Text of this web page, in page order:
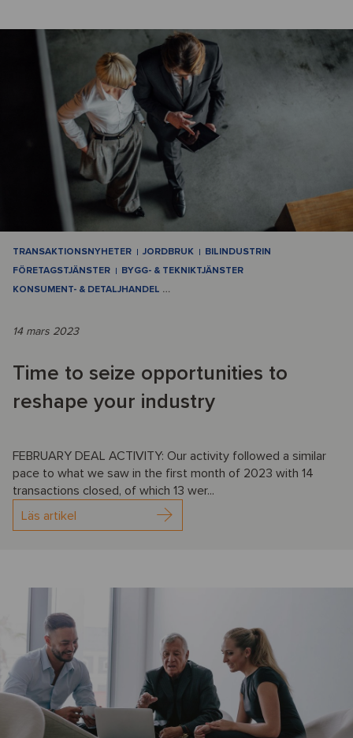
TRANSAKTIONSNYHETER JORDBRUK
BILINDUSTRIN
FÖRETAGSTJÄNSTER
BYGG- & TEKNIKTJÄNSTER
KONSUMENT- & DETALJHANDEL …
14 mars 2023
Time to seize opportunities to
reshape your industry
FEBRUARY DEAL ACTIVITY: Our activity followed a similar
pace to what we saw in the first month of 2023 with 14
transactions closed, of which 13 wer...
Läs artikel